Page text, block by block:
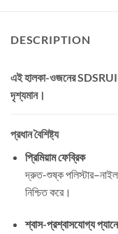
DESCRIPTION
এই হালকা-ওজনেরSDSRUI
দৃশ্যমান।
প্রধান বৈশিষ্ট্য
প্রিমিয়াম ফেব্রিক
দ্রুত-শুষ্ক
নিশ্চিত করে।
শ্বাস-প্রশ্বাসযোগ্য